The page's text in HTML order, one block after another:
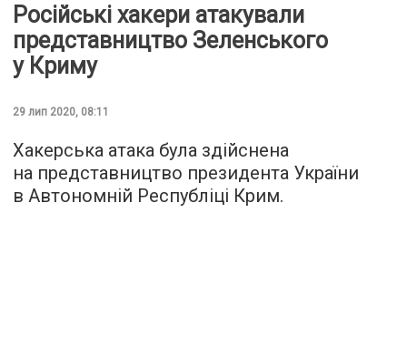
Російські хакери атакували
представництво Зеленського
у Криму
29 лип 2020, 08:11
Хакерська атака була здійснена
на представництво президента України
в Автономній Республіці Крим.